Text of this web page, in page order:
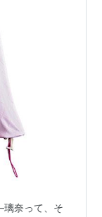
奈って、そ